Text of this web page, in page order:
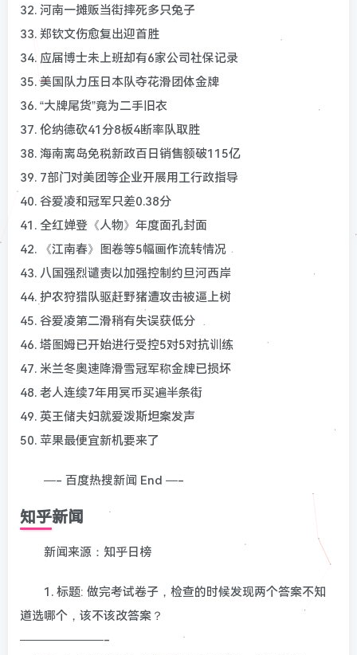
32. 河南一摊贩当街摔死多只兔子
33. 郑钦文伤愈复出迎首胜
34. 应届博士未上班却有6家公司社保记录
35. 美国队力压日本队夺花滑团体金牌
36. “大牌尾货”竟为二手旧衣
37. 伦纳德砍41分8板4断率队取胜
38. 海南离岛免税新政百日销售额破115亿
39. 7部门对美团等企业开展用工行政指导
40. 谷爱凌和冠军只差0.38分
41. 全红婵登《人物》年度面孔封面
42. 《江南春》图卷等5幅画作流转情况
43. 八国强烈谴责以加强控制约旦河西岸
44. 护农狩猎队驱赶野猪遭攻击被逼上树
45. 谷爱凌第二滑稍有失误获低分
46. 塔图姆已开始进行受控5对5对抗训练
47. 米兰冬奥速降滑雪冠军称金牌已损坏
48. 老人连续7年用冥币买遍半条街
49. 英王储夫妇就爱泼斯坦案发声
50. 苹果最便宜新机要来了
—- 百度热搜新闻 End —-
知乎新闻
新闻来源：知乎日榜
1. 标题: 做完考试卷子，检查的时候发现两个答案不知
道选哪个，该不该改答案？
———————-